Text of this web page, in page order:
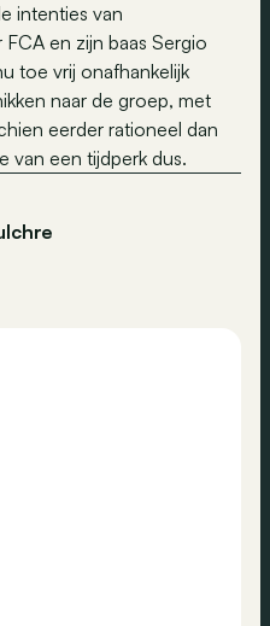
intenties van
en zijn baas Sergio
toe vrij onafhankelijk
naar de groep, met
eerder rationeel dan
van een tijdperk dus.